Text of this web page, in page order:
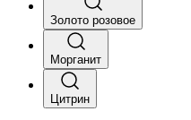
Золото розовое
Морганит
Цитрин